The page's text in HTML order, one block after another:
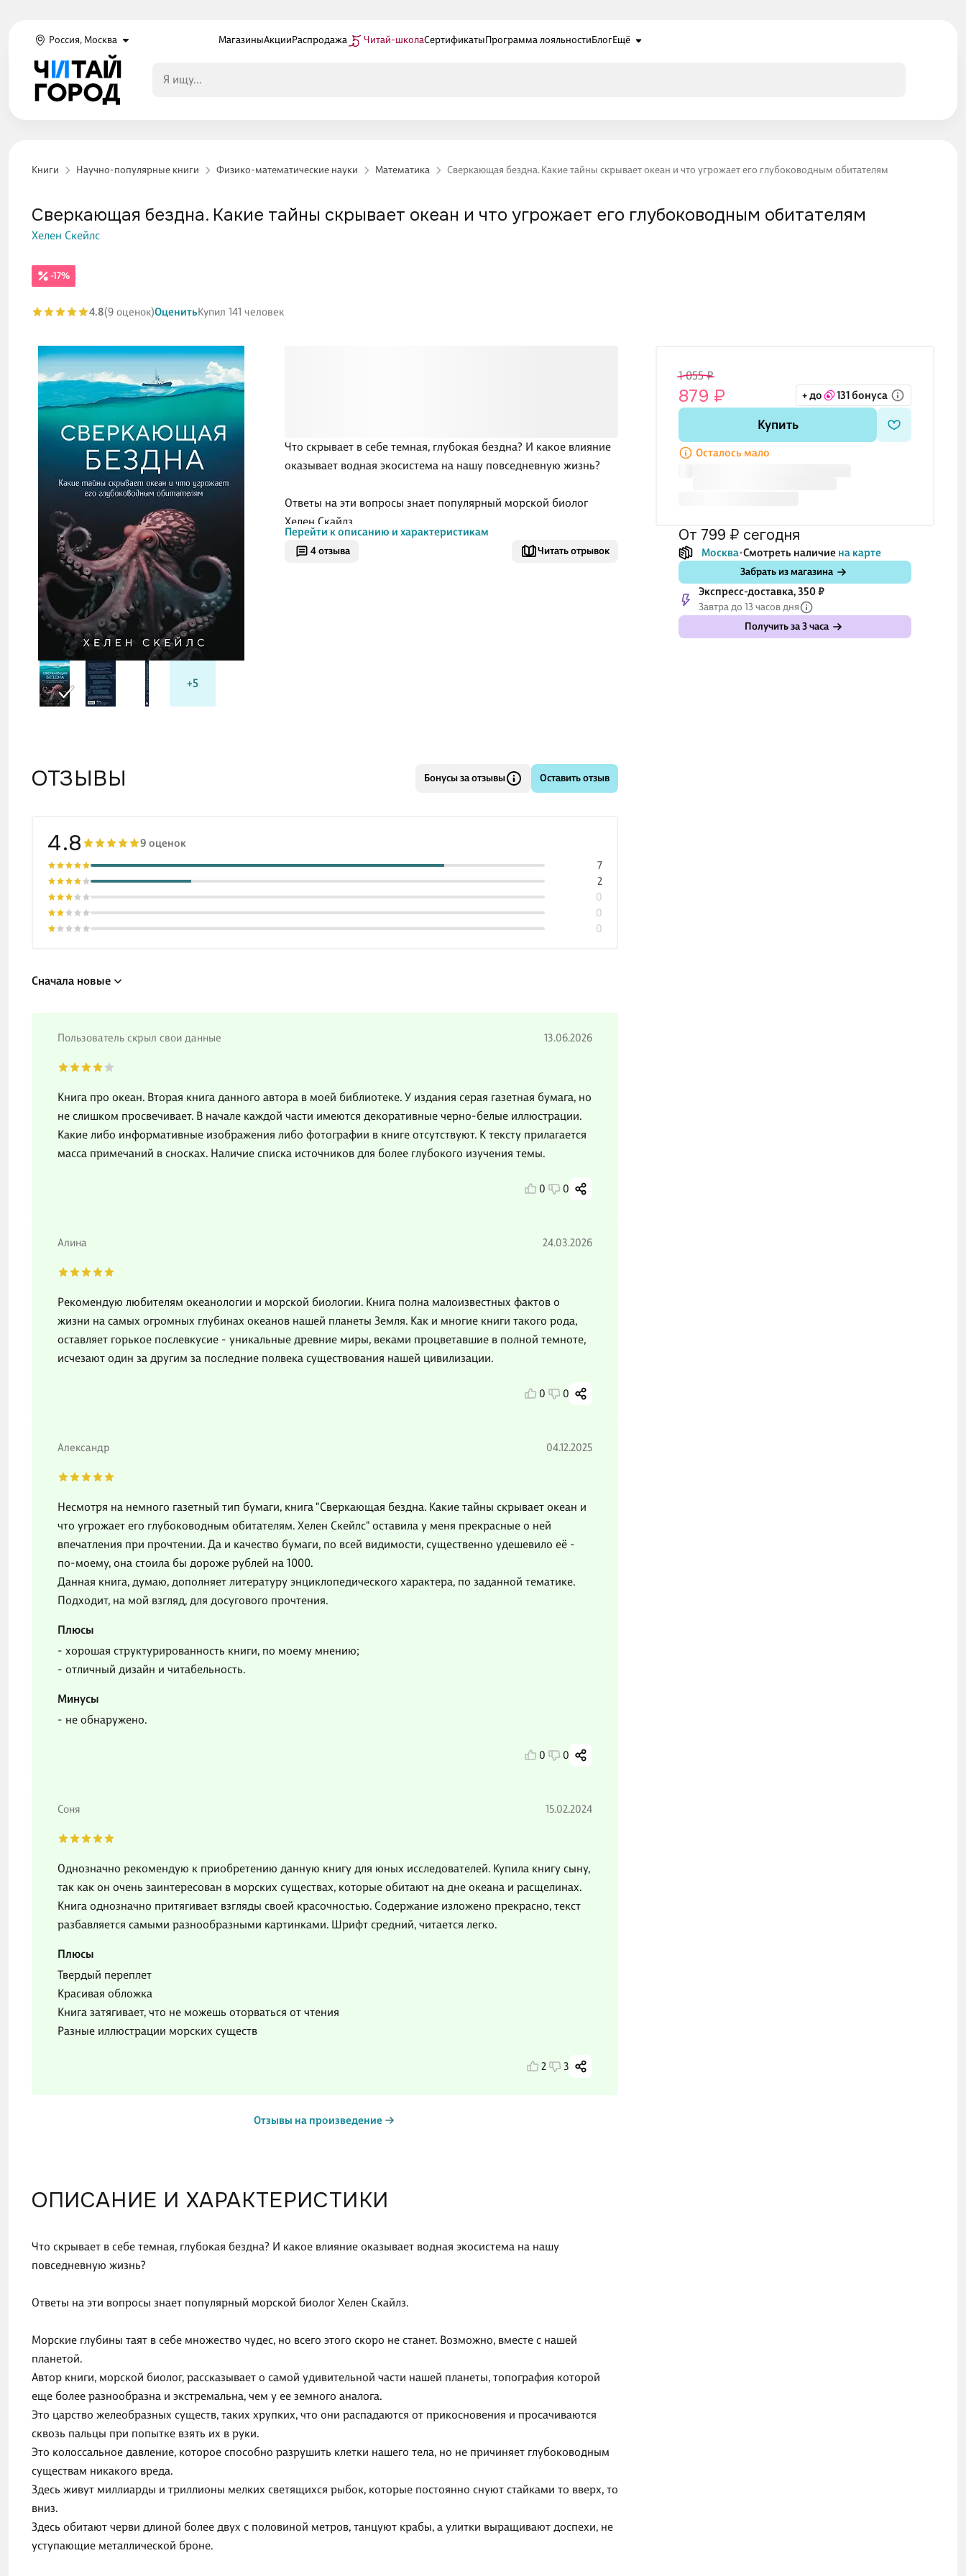
Россия, Москва МагазиныАкцииРаспродажа Читай-школаСертификатыПрограмма лояльностиБлогЕщё
Книги Научно-популярные книги Физико-математические науки Математика Сверкающая бездна. Какие тайны скрывает океан и что угрожает его глубоководным обитателям
+5
4 отзыва Читать отрывок
Что скрывает в себе темная, глубокая бездна? И какое влияние
оказывает водная экосистема на нашу повседневную жизнь?
Ответы на эти вопросы знает популярный морской биолог
Хелен Скайлз.
Морские глубины таят в себе множество чудес, но всего этого
Перейти к описанию и характеристикам
-17%
Сверкающая бездна. Какие тайны скрывает океан и что угрожает его глубоководным обитателям
Хелен Скейлс
4.8(9 оценок)ОценитьКупил 141 человек
1 055 ₽
879 ₽ + до 131 бонуса
Купить
Осталось мало
от 799 ₽ сегодня
Москва Смотреть наличие на карте
Забрать из магазина
Экспресс-доставка, 350 ₽
Завтра до 13 часов дня
Получить за 3 часа
ОПИСАНИЕ И ХАРАКТЕРИСТИКИ
Что скрывает в себе темная, глубокая бездна? И какое влияние оказывает водная экосистема на нашу
повседневную жизнь?
Ответы на эти вопросы знает популярный морской биолог Хелен Скайлз.
Морские глубины таят в себе множество чудес, но всего этого скоро не станет. Возможно, вместе с нашей
планетой.
Автор книги, морской биолог, рассказывает о самой удивительной части нашей планеты, топография которой
еще более разнообразна и экстремальна, чем у ее земного аналога.
Это царство желеобразных существ, таких хрупких, что они распадаются от прикосновения и просачиваются
сквозь пальцы при попытке взять их в руки.
Это колоссальное давление, которое способно разрушить клетки нашего тела, но не причиняет глубоководным
существам никакого вреда.
Здесь живут миллиарды и триллионы мелких светящихся рыбок, которые постоянно снуют стайками то вверх, то
вниз.
Здесь обитают черви длиной более двух с половиной метров, танцуют крабы, а улитки выращивают доспехи, не
уступающие металлической броне.
ОТЗЫВЫ Бонусы за отзывы Оставить отзыв
4.8 9 оценок
0
0
0
2
7
Сначала новые
Пользователь скрыл свои данные 13.06.2026
Книга про океан. Вторая книга данного автора в моей библиотеке. У издания серая газетная бумага, но
не слишком просвечивает. В начале каждой части имеются декоративные черно-белые иллюстрации.
Какие либо информативные изображения либо фотографии в книге отсутствуют. К тексту прилагается
масса примечаний в сносках. Наличие списка источников для более глубокого изучения темы.
0 0
Алина 24.03.2026
Рекомендую любителям океанологии и морской биологии. Книга полна малоизвестных фактов о
жизни на самых огромных глубинах океанов нашей планеты Земля. Как и многие книги такого рода,
оставляет горькое послевкусие - уникальные древние миры, веками процветавшие в полной темноте,
исчезают один за другим за последние полвека существования нашей цивилизации.
0 0
Александр 04.12.2025
Несмотря на немного газетный тип бумаги, книга "Сверкающая бездна. Какие тайны скрывает океан и
что угрожает его глубоководным обитателям. Хелен Скейлс" оставила у меня прекрасные о ней
впечатления при прочтении. Да и качество бумаги, по всей видимости, существенно удешевило её -
по-моему, она стоила бы дороже рублей на 1000.
Данная книга, думаю, дополняет литературу энциклопедического характера, по заданной тематике.
Подходит, на мой взгляд, для досугового прочтения.
Плюсы
- хорошая структурированность книги, по моему мнению;
- отличный дизайн и читабельность.
Минусы
- не обнаружено.
0 0
Соня 15.02.2024
Однозначно рекомендую к приобретению данную книгу для юных исследователей. Купила книгу сыну,
так как он очень заинтересован в морских существах, которые обитают на дне океана и расщелинах.
Книга однозначно притягивает взгляды своей красочностью. Содержание изложено прекрасно, текст
разбавляется самыми разнообразными картинками. Шрифт средний, читается легко.
Плюсы
Твердый переплет
Красивая обложка
Книга затягивает, что не можешь оторваться от чтения
Разные иллюстрации морских существ
2 3
Отзывы на произведение